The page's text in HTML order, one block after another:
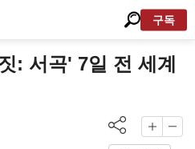
구독
: 서곡' 7일 전 세계